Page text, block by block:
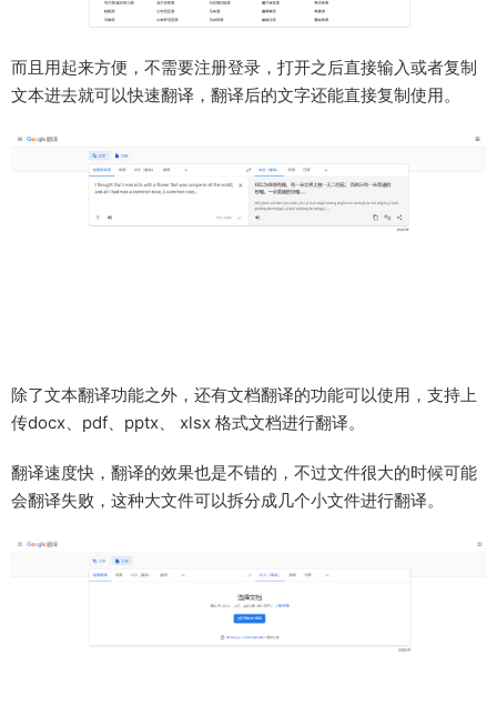
而且用起来方便，不需要注册登录，打开之后直接输入或者复制
文本进去就可以快速翻译，翻译后的文字还能直接复制使用。
除了文本翻译功能之外，还有文档翻译的功能可以使用，支持上
传docx、pdf、pptx、 xlsx 格式文档进行翻译。
翻译速度快，翻译的效果也是不错的，不过文件很大的时候可能
会翻译失败，这种大文件可以拆分成几个小文件进行翻译。